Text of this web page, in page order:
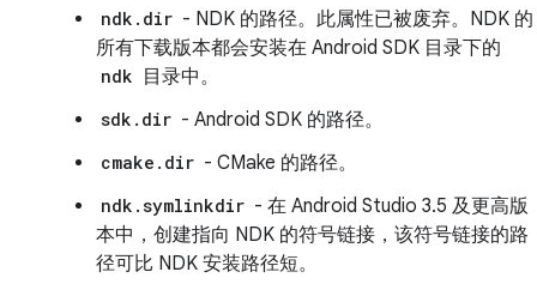
ndk.dir - NDK 的路径。此属性已被废弃。NDK 的
所有下载版本都会安装在 Android SDK 目录下的
ndk 目录中。
sdk.dir - Android SDK 的路径。
cmake.dir - CMake 的路径。
ndk.symlinkdir - 在 Android Studio 3.5 及更高版
本中，创建指向 NDK 的符号链接，该符号链接的路
径可比 NDK 安装路径短。